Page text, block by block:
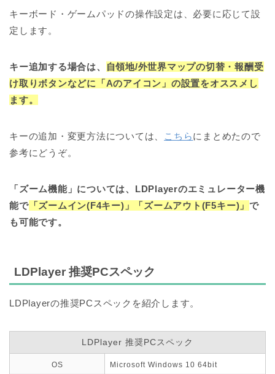
キーボード・ゲームパッドの操作設定は、 必要に応じて設
定します。
キー追加する場合は、
自領地/外世界マップの切替・報酬受
け取りボタンなどに
「Aのアイコン」の設置をオススメし
ます。
キーの追加・変更方法については、 こちらにまとめたので
参考にどうぞ。
「ズーム機能」については、LDPlayerのエミュレーター機
能で「ズームイン(F4キー)」「ズームアウト(F5キー)」で
も可能です。
LDPlayer 推奨PCスペック
LDPlayerの推奨PCスペックを紹介します。
LDPlayer 推奨PCスペック
OS Microsoft Windows 10 64bit